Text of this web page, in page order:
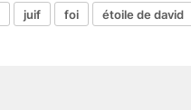
juif foi étoile de david